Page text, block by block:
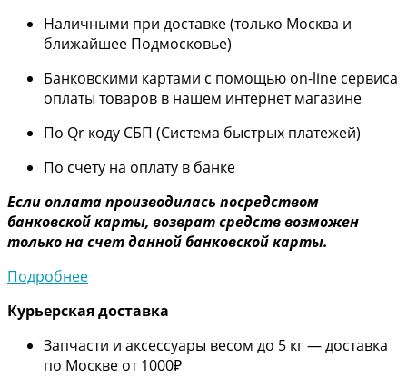
Наличными при доставке (только Москва и
ближайшее Подмосковье)
Банковскими картами с помощью on-line сервиса
оплаты товаров в нашем интернет магазине
По Qr коду СБП (Система быстрых платежей)
По счету на оплату в банке
Если оплата производилась посредством
банковской карты, возврат средств возможен
только на счет данной банковской карты.
Подробнее
Курьерская доставка
Запчасти и аксессуары весом до 5 кг — доставка
по Москве от 1000₽